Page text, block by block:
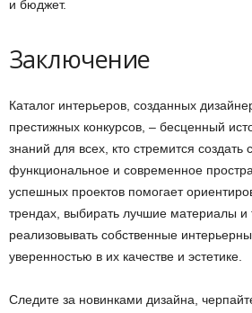
и бюджет.
Заключение
Каталог интерьеров, созданных
престижных конкурсов, – бесценный
знаний для всех, кто стремится создать
функциональное и современное
успешных проектов помогает
трендах, выбирать лучшие материалы и
реализовывать собственные
уверенностью в их качестве и эстетике.
Следите за новинками дизайна,